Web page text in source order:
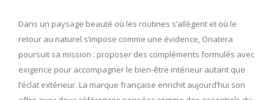
Dans un paysage beauté où les routines s’allègent et où le
retour au naturel s’impose comme une évidence, Onatera
poursuit sa mission : proposer des compléments formulés avec
exigence pour accompagner le bien-être intérieur autant que
l’éclat extérieur. La marque française enrichit aujourd’hui son